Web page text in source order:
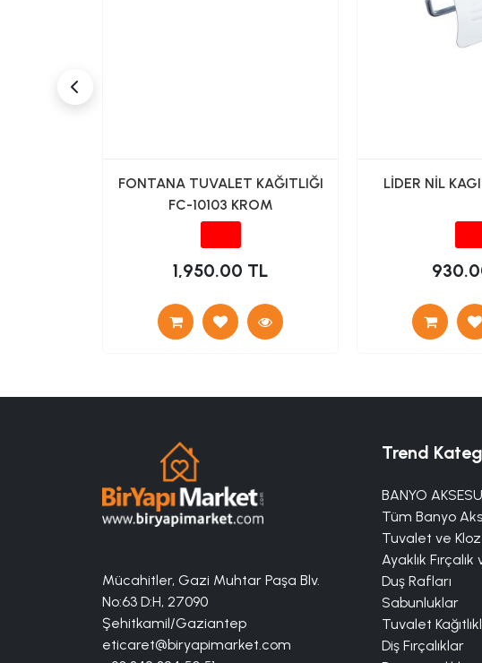
FONTANA TUVALET KAĞITLIĞI
FC-10103 KROM
1,950.00 TL
LİDER NİL
Mücahitler, Gazi Muhtar Paşa Blv.
No:63 D:H, 27090
Şehitkamil/Gaziantep
eticaret@biryapimarket.com
Trend
BANYO
Tüm Banyo
Tuvalet ve
Ayaklık Fırçalık
Duş Rafları
Sabunluklar
Tuvalet
Diş Fırçalıklar